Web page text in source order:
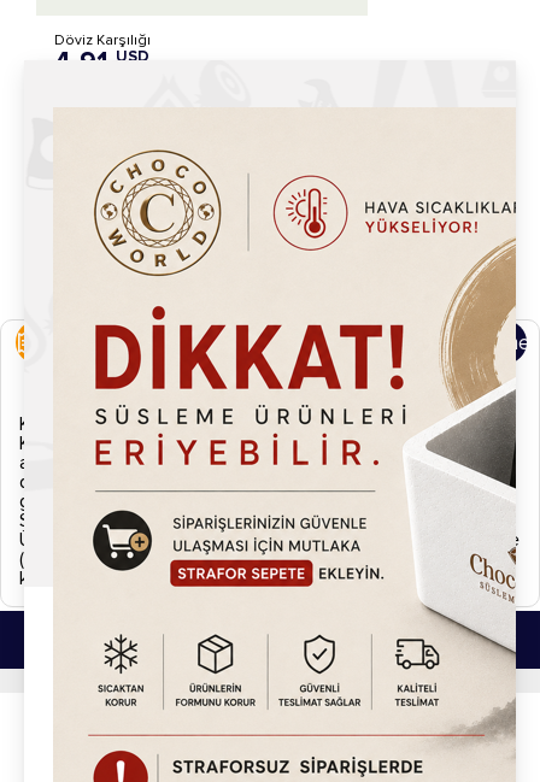
Döviz Karşılığı
4.91 USD
Üzgünüz, Bu Ürün Mağamızda Tükendi.
Ürün Özellikleri Ürün Yorumları Kargo ve Ödeme
Kargo ve İade
Kargonuzu teslim almadan önce lütfen eksik, hasarlı ya da
ayıplı olup olmadığını kontrol ediniz. Eğer kargonuzda normal
dışı bir durum gözlemlerseniz zabıt tutarak ürününüzü kargo
görevlisine iade ediniz.
Sipariş Kargoya Verilişi
Ürünler siparişi verdiğiniz tarihten itibaren aksi belirtilmedikçe
(Hızlı kargo vb. uyarı simgeleri.) 2 iş günü içerisinde
kargolanmaktadır.
Bu Ürünlerde İlginizi Çekebilir.
Sosyal Medya`da Takip Et